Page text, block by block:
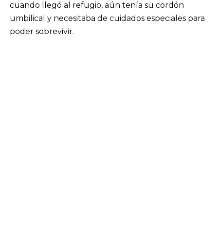
cuando llegó al refugio, aún tenía su cordón
umbilical y necesitaba de cuidados especiales para
poder sobrevivir.